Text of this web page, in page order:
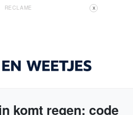
RECLAME X
komt regen: code